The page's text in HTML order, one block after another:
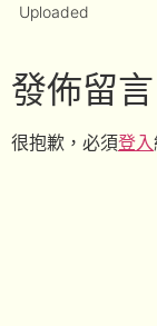
Uploaded
發佈留言
很抱歉，必須登入